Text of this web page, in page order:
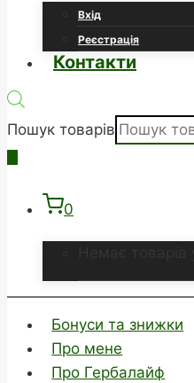
Вхід
Реєстрація
Контакти
Пошук товарів
0
Бонуси та знижки
Про мене
Про Гербалайф